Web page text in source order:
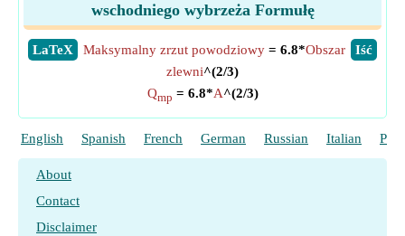
wschodniego wybrzeża Formułę
​LaTeX ​Iść
Maksymalny zrzut powodziowy = 6.8*Obszar
zlewni^(2/3)
Qmp = 6.8*A^(2/3)
English Spanish French German Russian Italian
About
Contact
Disclaimer